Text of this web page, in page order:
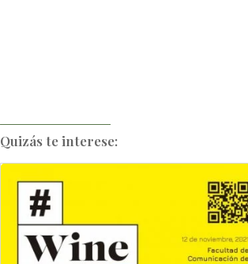
Quizás te interese: